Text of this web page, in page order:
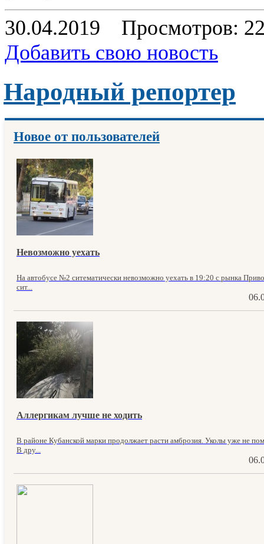
30.04.2019
Просмотров:
Добавить свою новость
Народный репортер
Новое от пользователей
Невозможно уехать
На автобусе №2 ситематически невозможно уехать в 19:20 с рынка
сит...
Аллергикам лучше не ходить
В районе Кубанской марки продолжает расти амброзия. Уколы уже не
В дру...